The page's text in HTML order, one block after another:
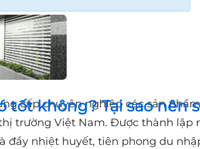
tốt không? Tại sao nên
cấp chuyên nghiệp các sản
trường Việt Nam. Được thành lập
đầy nhiệt huyết, tiên phong du